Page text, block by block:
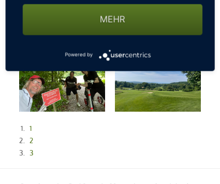
1
2
3
MEHR
Powered by